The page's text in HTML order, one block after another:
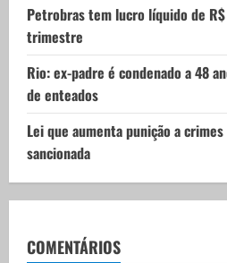
Petrobras tem lucro líquido de
trimestre
Rio: ex-padre é condenado a 48
de enteados
Lei que aumenta punição a
sancionada
COMENTÁRIOS